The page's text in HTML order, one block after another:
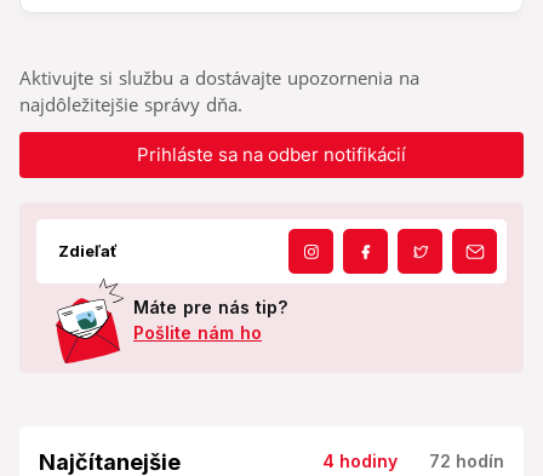
Aktivujte si službu a dostávajte upozornenia na
najdôležitejšie správy dňa.
Prihláste sa na odber notifikácií
Zdieľať
Máte pre nás tip?
Pošlite nám ho
Najčítanejšie 4 hodiny 72 hodín